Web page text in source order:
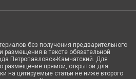
без получения предварительного
размещения в тексте обязательной
Петропавловск-Камчатский. Для
размещение прямой, открытой для
на цитируемые статьи не ниже второго